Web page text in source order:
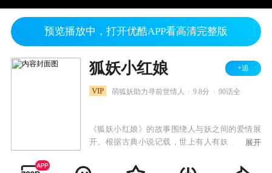
预览播放中，打开优酷APP看高清完整版
狐妖小红娘 +追
VIP 萌狐妖助力寻前世情人 9.8分 90话全
《狐妖小红娘》的故事围绕人与妖之间的爱情展
开。根据古典小说记载，世上有人有妖，妖会与
了，妖活着。人会投胎转世，但投胎以后，不记
展开